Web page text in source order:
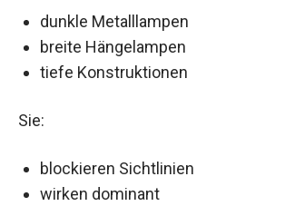
dunkle Metalllampen
breite Hängelampen
tiefe Konstruktionen
Sie:
blockieren Sichtlinien
wirken dominant